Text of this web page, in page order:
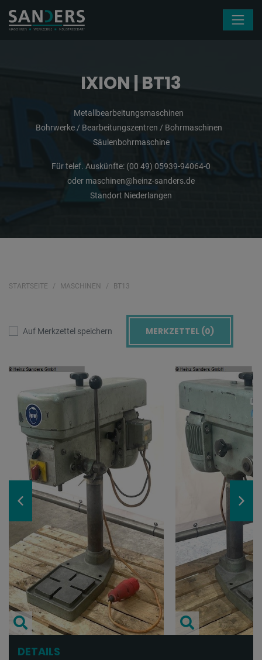
IXION | BT13
Metallbearbeitungsmaschinen
Bohrwerke / Bearbeitungszentren / Bohrmaschinen
Säulenbohrmaschine
Für telef. Auskünfte: (00 49) 05939-94064-0
oder maschinen@heinz-sanders.de
Standort Niederlangen
STARTSEITE MASCHINEN BT13
Auf Merkzettel speichern MERKZETTEL (0)
DETAILS